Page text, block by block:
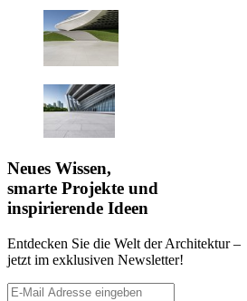
Neues Wissen,
smarte Projekte und
inspirierende Ideen
Entdecken Sie die Welt der Architektur –
jetzt im exklusiven Newsletter!